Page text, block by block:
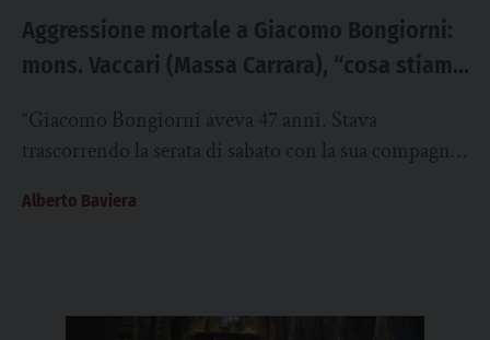
Aggressione mortale a Giacomo Bongiorni:
mons. Vaccari (Massa Carrara), “cosa stiamo
generazioni?”
“Giacomo Bongiorni aveva 47 anni. Stava
trascorrendo la serata di sabato con la sua compagna,
Alberto Baviera